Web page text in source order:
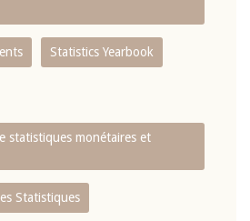
Statistics Yearbook
statistiques monétaires et
Statistiques